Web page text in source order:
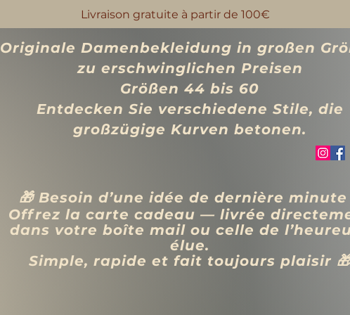
Originale Damenbekleidung in großen
zu erschwinglichen Preisen
Größen 44 bis 60
Entdecken Sie verschiedene Stile, die
großzügige Kurven betonen.
🎁 Besoin d’une idée de dernière minute
Offrez la carte cadeau — livrée
dans votre boîte mail ou celle de
élue.
Simple, rapide et fait toujours plaisir
Livraison gratuite à partir de 100€